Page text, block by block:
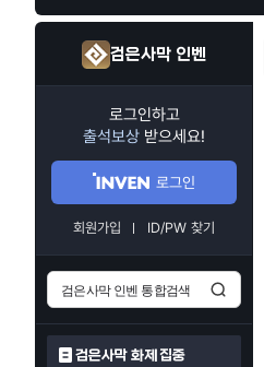
검은사막 인벤
로그인하고
출석보상 받으세요!
로그인
회원가입 ID/PW 찾기
검은사막 화제 집중